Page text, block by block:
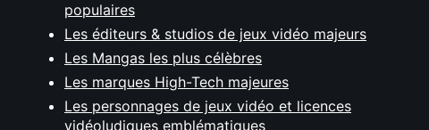
populaires
Les éditeurs & studios de jeux vidéo majeurs
Les Mangas les plus célèbres
Les marques High-Tech majeures
Les personnages de jeux vidéo et licences
vidéoludiques emblématiques